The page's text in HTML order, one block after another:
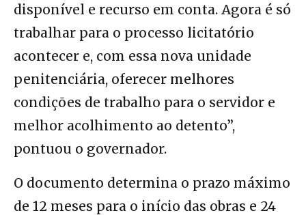
disponível e recurso em conta. Agora é só
trabalhar para o processo licitatório
acontecer e, com essa nova unidade
penitenciária, oferecer melhores
condições de trabalho para o servidor e
melhor acolhimento ao detento”,
pontuou o governador.
O documento determina o prazo máximo
de 12 meses para o início das obras e 24